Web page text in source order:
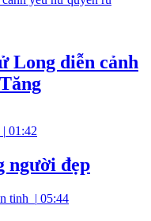
Long diễn cảnh
| 01:42
người đẹp
| 05:44